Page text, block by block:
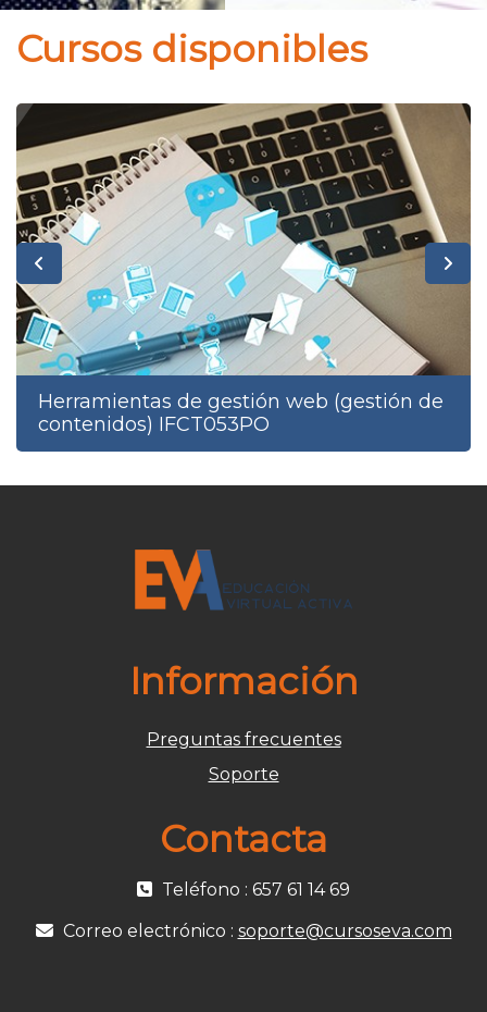
Cursos disponibles
Herramientas de gestión web (gestión de
contenidos) IFCT053PO
Información
Preguntas frecuentes
Soporte
Contacta
Teléfono : 657 61 14 69
Correo electrónico : soporte@cursoseva.com